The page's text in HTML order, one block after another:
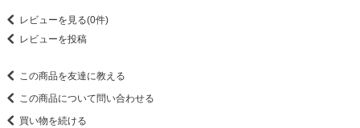
レビューを見る(0件)
レビューを投稿
この商品を友達に教える
この商品について問い合わせる
買い物を続ける